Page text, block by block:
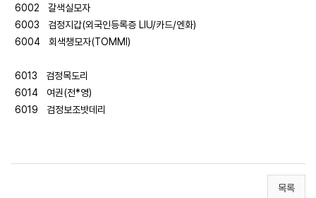
6002 갈색실모자
6003 검정지갑(외국인등록증 LIU/카드/엔화)
6004 회색챙모자(TOMMI)
6013 검정목도리
6014 여권(전*영)
6019 검정보조밧데리
목록